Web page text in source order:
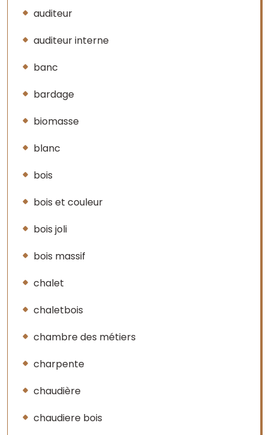
auditeur
auditeur interne
banc
bardage
biomasse
blanc
bois
bois et couleur
bois joli
bois massif
chalet
chaletbois
chambre des métiers
charpente
chaudière
chaudiere bois